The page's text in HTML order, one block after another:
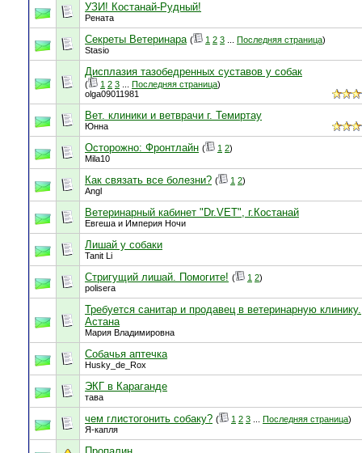
УЗИ! Костанай-Рудный!
Рената
Секреты Ветеринара ( 1 2 3 Последняя страница)
Stasio
Дисплазия тазобедренных суставов у собак
( 1 2 3 Последняя страница)
olga09011981
Вет. клиники и ветврачи г. Темиртау
Юнна
Осторожно: Фронтлайн ( 1 2)
Mila10
Как связать все болезни? ( 1 2)
Angl
Ветеринарный кабинет "Dr.VET", г.Костанай
Евгеша и Империя Ночи
Лишай у собаки
Tanit Li
Стригущий лишай. Помогите! ( 1 2)
polisera
Требуется санитар и продавец в ветеринарную клинику.
Астана
Мария Владимировна
Собачья аптечка
Husky_de_Rox
ЭКГ в Караганде
тава
чем глистогонить собаку? ( 1 2 3 Последняя страница)
Я-капля